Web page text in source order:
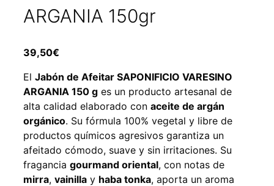
ARGANIA 150gr
39,50€
El Jabón de Afeitar SAPONIFICIO VARESINO
ARGANIA 150 g es un producto artesanal de
alta calidad elaborado con aceite de argán
orgánico. Su fórmula 100% vegetal y libre de
productos químicos agresivos garantiza un
afeitado cómodo, suave y sin irritaciones. Su
fragancia gourmand oriental, con notas de
mirra, vainilla y haba tonka, aporta un aroma